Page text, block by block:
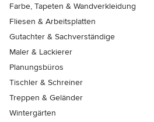
Farbe, Tapeten & Wandverkleidung
Fliesen & Arbeitsplatten
Gutachter & Sachverständige
Maler & Lackierer
Planungsbüros
Tischler & Schreiner
Treppen & Geländer
Wintergärten